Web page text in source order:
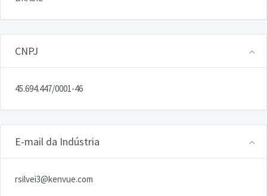
CNPJ
45.694.447/0001-46
E-mail da Indústria
rsilvei3@kenvue.com